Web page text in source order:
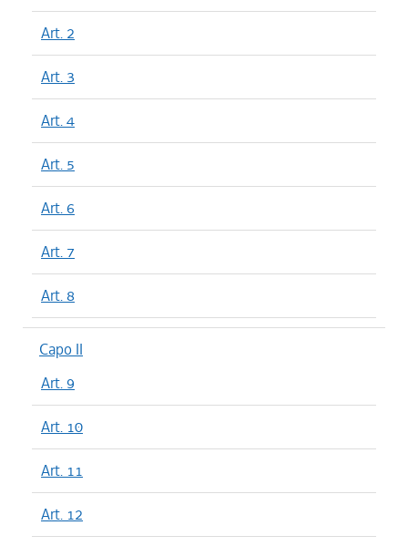
Art. 2
Art. 3
Art. 4
Art. 5
Art. 6
Art. 7
Art. 8
Capo II
Art. 9
Art. 10
Art. 11
Art. 12